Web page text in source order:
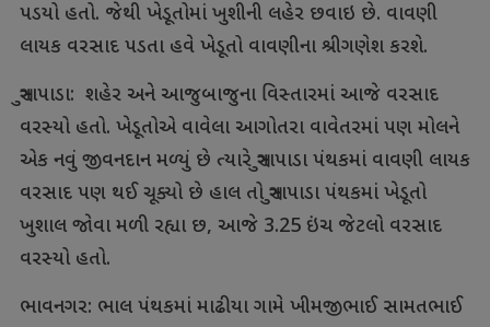
પડયો હતો. જેથી ખેડૂતોમાં ખુશીની લહેર છવાઇ છે. વાવણી
લાયક વરસાદ પડતા હવે ખેડૂતો વાવણીના શ્રીગણેશ કરશે.
સુત્રાપાડા: શહેર અને આજુબાજુના વિસ્તારમાં આજે વરસાદ
વરસ્યો હતો. ખેડૂતોએ વાવેલા આગોતરા વાવેતરમાં પણ મોલને
એક નવું જીવનદાન મળ્યું છે ત્યારે સુત્રાપાડા પંથકમાં વાવણી લાયક
વરસાદ પણ થઈ ચૂક્યો છે હાલ તો સુત્રાપાડા પંથકમાં ખેડૂતો
ખુશાલ જોવા મળી રહ્યા છ, આજે 3.25 ઇંચ જેટલો વરસાદ
વરસ્યો હતો.
ભાવનગર: ભાલ પંથકમાં માઢીયા ગામે ખીમજીભાઈ સામતભાઈ